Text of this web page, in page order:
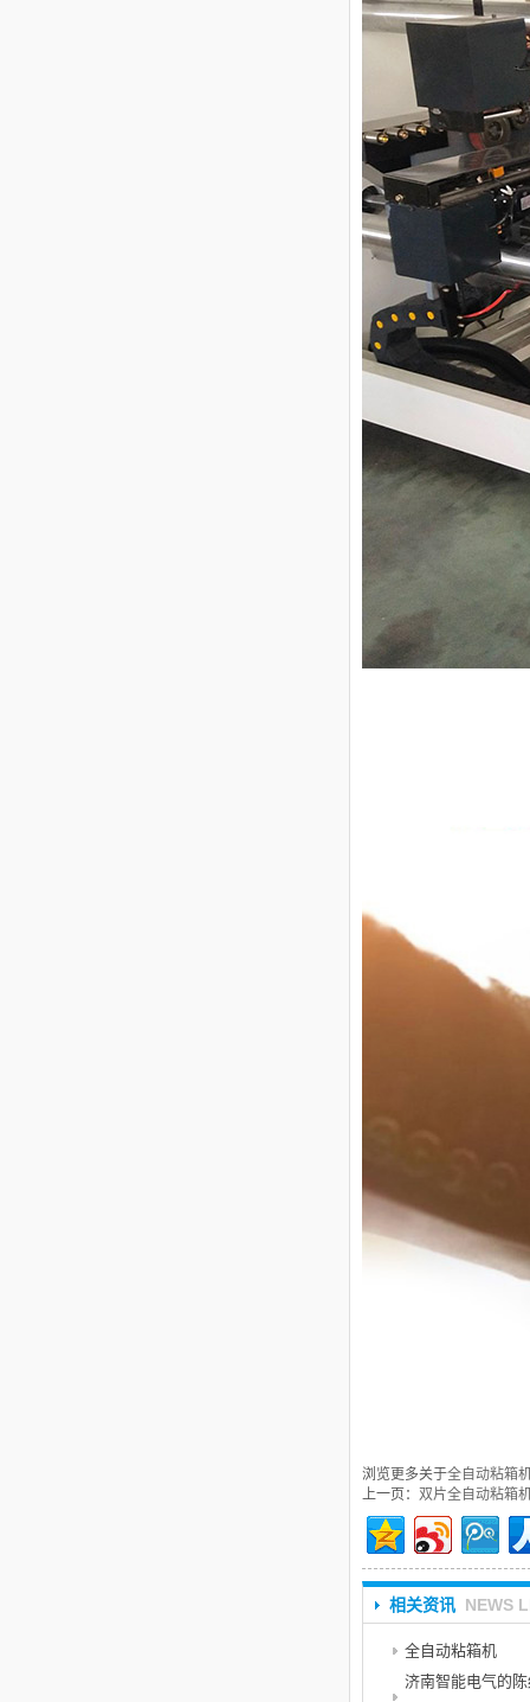
浏览更多关于全自动粘箱
上一页： 双片全自动粘箱
相关资讯 NEWS
全自动粘箱机
济南智能电气的